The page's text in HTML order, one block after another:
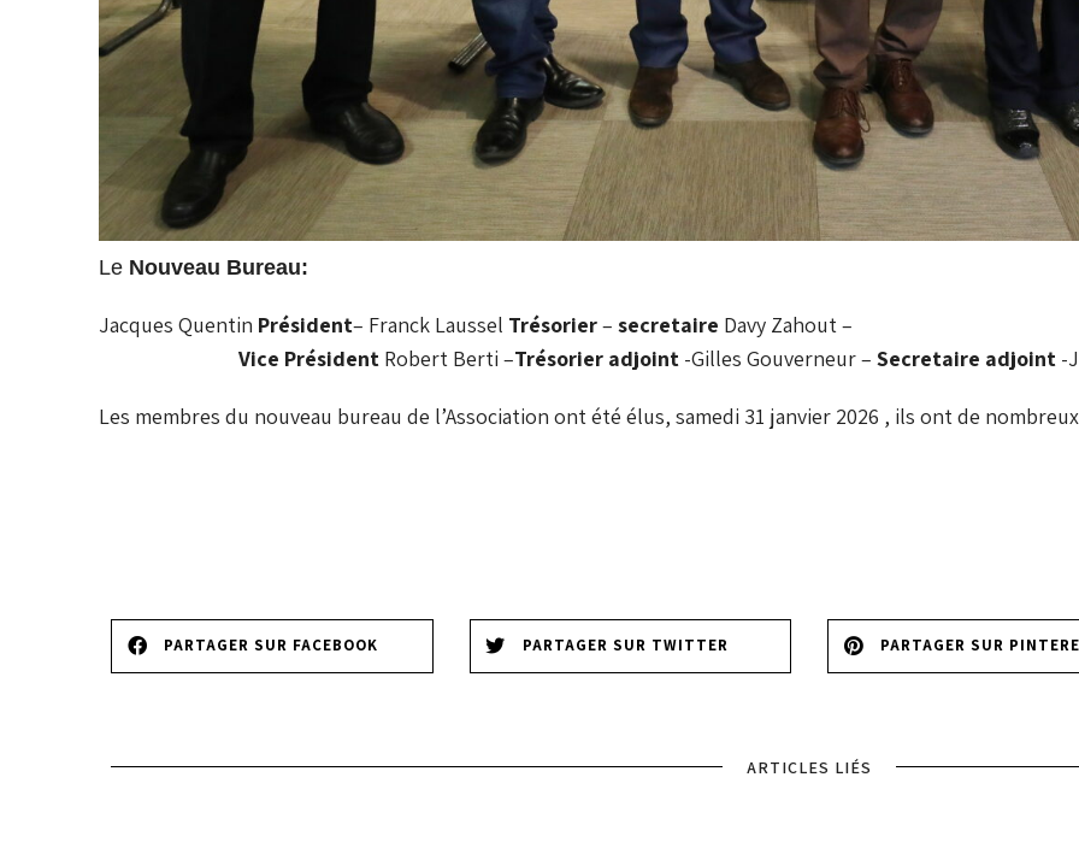
Le Nouveau Bureau:
Jacques Quentin Président– Franck Laussel Trésorier– secretaire Davy
Vice Président Robert Berti –Trésorier adjoint -Gilles Gouverneur – Secretaire adjoint -
Les membres du nouveau bureau de l’Association ont été élus, samedi 31 janvier 2026 , ils ont de
PARTAGER SUR FACEBOOK PARTAGER SUR TWITTER PARTAGER SUR
ARTICLES LIÉS